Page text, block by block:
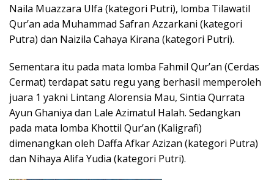
Naila Muazzara Ulfa (kategori Putri), lomba Tilawatil
Qur’an ada Muhammad Safran Azzarkani (kategori
Putra) dan Naizila Cahaya Kirana (kategori Putri).
Sementara itu pada mata lomba Fahmil Qur’an (Cerdas
Cermat) terdapat satu regu yang berhasil memperoleh
juara 1 yakni Lintang Alorensia Mau, Sintia Qurrata
Ayun Ghaniya dan Lale Azimatul Halah. Sedangkan
pada mata lomba Khottil Qur’an (Kaligrafi)
dimenangkan oleh Daffa Afkar Azizan (kategori Putra)
dan Nihaya Alifa Yudia (kategori Putri).